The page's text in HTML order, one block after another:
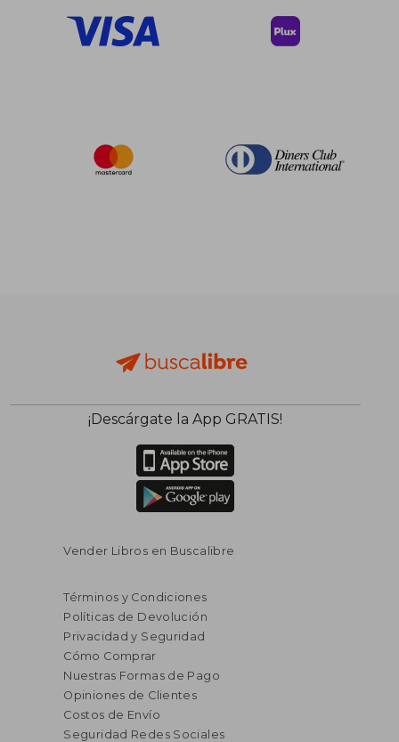
¡Descárgate la App GRATIS!
Vender Libros en Buscalibre
Términos y Condiciones
Políticas de Devolución
Privacidad y Seguridad
Cómo Comprar
Nuestras Formas de Pago
Opiniones de Clientes
Costos de Envío
Seguridad Redes Sociales